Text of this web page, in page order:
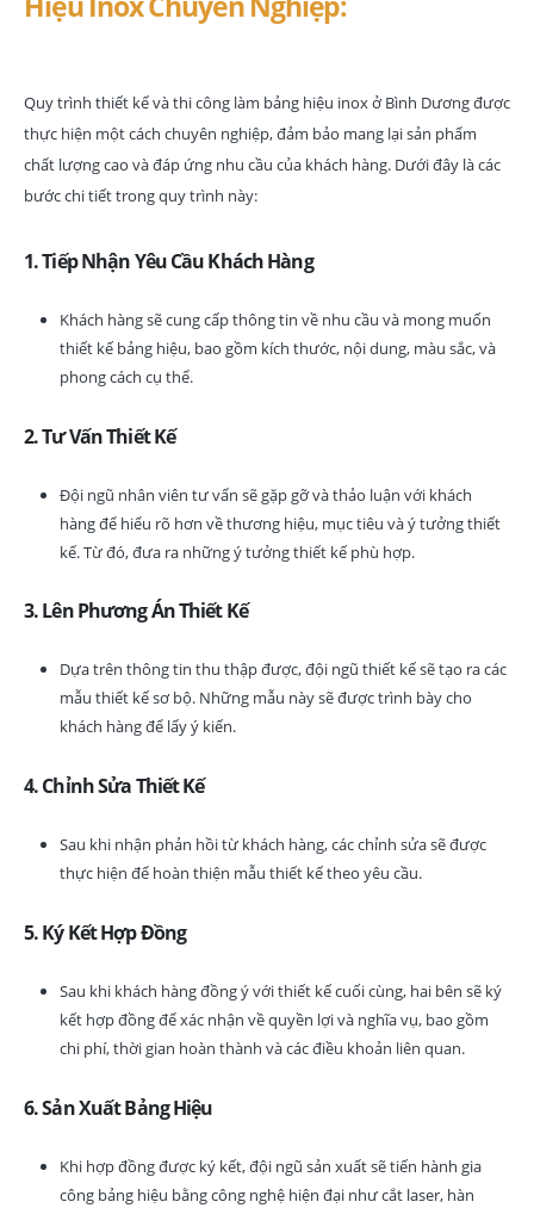
Quy trình thiết kế và thi công làm bảng hiệu inox ở Bình Dương được
thực hiện một cách chuyên nghiệp, đảm bảo mang lại sản phẩm
chất lượng cao và đáp ứng nhu cầu của khách hàng. Dưới đây là các
bước chi tiết trong quy trình này:
1. Tiếp Nhận Yêu Cầu Khách Hàng
Khách hàng sẽ cung cấp thông tin về nhu cầu và mong muốn
thiết kế bảng hiệu, bao gồm kích thước, nội dung, màu sắc, và
phong cách cụ thể.
2. Tư Vấn Thiết Kế
Đội ngũ nhân viên tư vấn sẽ gặp gỡ và thảo luận với khách
hàng để hiểu rõ hơn về thương hiệu, mục tiêu và ý tưởng thiết
kế. Từ đó, đưa ra những ý tưởng thiết kế phù hợp.
3. Lên Phương Án Thiết Kế
Dựa trên thông tin thu thập được, đội ngũ thiết kế sẽ tạo ra các
mẫu thiết kế sơ bộ. Những mẫu này sẽ được trình bày cho
khách hàng để lấy ý kiến.
4. Chỉnh Sửa Thiết Kế
Sau khi nhận phản hồi từ khách hàng, các chỉnh sửa sẽ được
thực hiện để hoàn thiện mẫu thiết kế theo yêu cầu.
5. Ký Kết Hợp Đồng
Sau khi khách hàng đồng ý với thiết kế cuối cùng, hai bên sẽ ký
kết hợp đồng để xác nhận về quyền lợi và nghĩa vụ, bao gồm
chi phí, thời gian hoàn thành và các điều khoản liên quan.
6. Sản Xuất Bảng Hiệu
Khi hợp đồng được ký kết, đội ngũ sản xuất sẽ tiến hành gia
công bảng hiệu bằng công nghệ hiện đại như cắt laser, hàn